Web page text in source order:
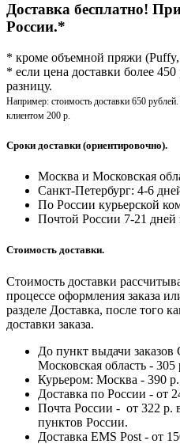
Доставка бесплатно!
России.*
* кроме объемной пряжи
* если цена доставки более
разницу.
Например: стоимость доставки 650
клиентом 200 р.
Сроки доставки (ориентировочно).
Москва и Московская
Санкт-Петербург: 4-6
По России курьерской
Почтой России 7-21 дней
Стоимость доставки.
Стоимость доставки
процессе оформления заказа
разделе Доставка, после того
доставки заказа.
До пункт выдачи
Московская область - 305
Курьером: Москва - 390
Доставка по России - от
Почта России - от 322 р.
пунктов России.
Доставка EMS Post - от